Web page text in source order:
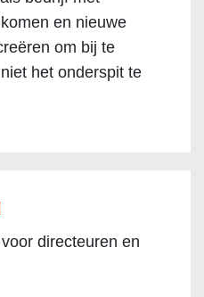
en nieuwe
om bij te
het onderspit te
directeuren en